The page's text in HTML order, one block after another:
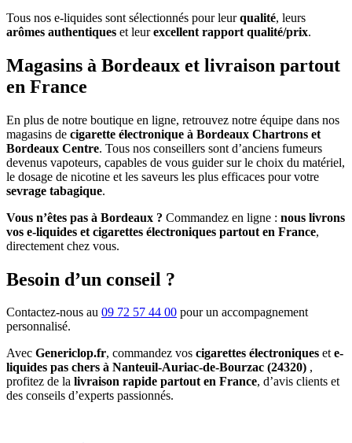
Tous nos e-liquides sont sélectionnés pour leurqualité, leurs
arômes authentiques et leurexcellent rapport qualité/prix.
Magasins à Bordeaux et livraison partout
en France
En plus de notre boutique en ligne, retrouvez notre équipe dans nos
magasins de cigarette électronique à Bordeaux Chartrons et
Bordeaux Centre. Tous nos conseillers sont d’anciens fumeurs
devenus vapoteurs, capables de vous guider sur le choix du matériel,
le dosage de nicotine et les saveurs les plus efficaces pour votre
sevrage tabagique.
Vous n’êtes pas à Bordeaux ? Commandez en ligne : nous livrons
vos e-liquides et cigarettes électroniques partout en France,
directement chez vous.
Besoin d’un conseil ?
Contactez-nous au 09 72 57 44 00 pour un accompagnement
personnalisé.
Avec Genericlop.fr, commandez vos cigarettes électroniques ete-
liquides pas chers à Nanteuil-Auriac-de-Bourzac (24320) ,
profitez de la livraison rapide partout en France, d’avis clients et
des conseils d’experts passionnés.